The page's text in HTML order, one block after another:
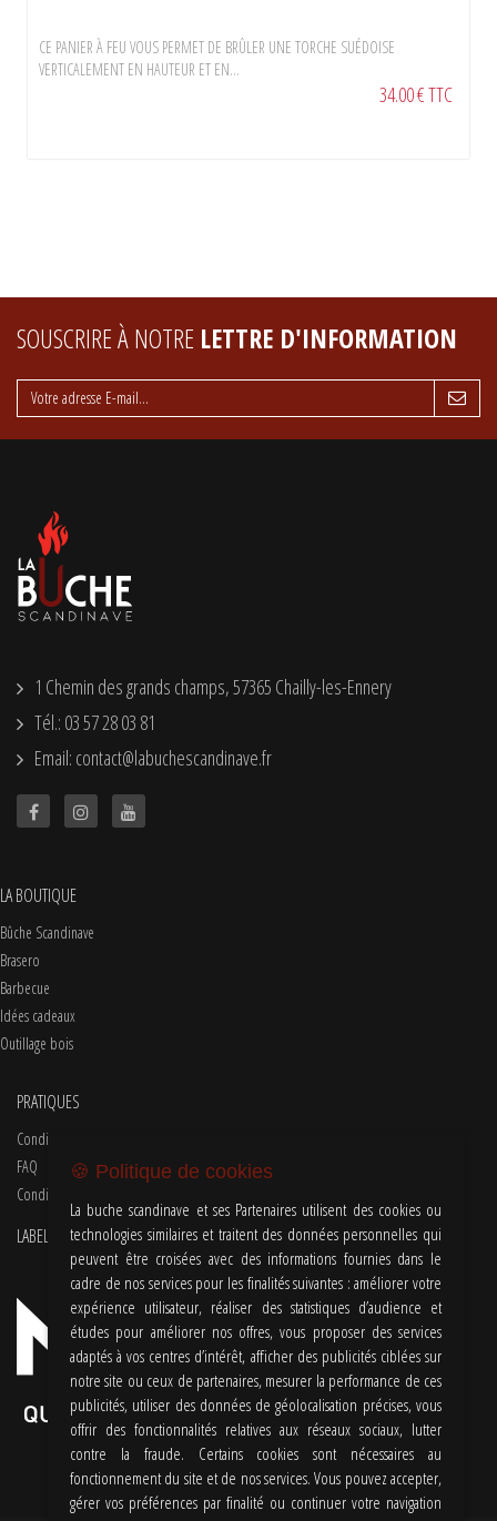
CE PANIER À FEU VOUS PERMET DE BRÛLER UNE TORCHE SUÉDOISE
VERTICALEMENT EN HAUTEUR ET EN...
34.00 € TTC
SOUSCRIRE À NOTRE LETTRE D'INFORMATION
1 Chemin des grands champs, 57365 Chailly-les-Ennery
Tél.: 03 57 28 03 81
Email: contact@labuchescandinave.fr
LA BOUTIQUE
Bûche Scandinave
Brasero
Barbecue
Idées cadeaux
Outillage bois
PRATIQUES
Conditions d'utilisations
FAQ
Conditions Générales de Vente
LABEL
🍪 Politique de cookies
La buche scandinave et ses Partenaires utilisent des cookies ou
technologies similaires et traitent des données personnelles qui
peuvent être croisées avec des informations fournies dans le
cadre de nos services pour les finalités suivantes : améliorer votre
expérience utilisateur, réaliser des statistiques d’audience et
études pour améliorer nos offres, vous proposer des services
adaptés à vos centres d’intérêt, afficher des publicités ciblées sur
notre site ou ceux de partenaires, mesurer la performance de ces
publicités, utiliser des données de géolocalisation précises, vous
offrir des fonctionnalités relatives aux réseaux sociaux, lutter
contre la fraude. Certains cookies sont nécessaires au
fonctionnement du site et de nos services. Vous pouvez accepter,
gérer vos préférences par finalité ou continuer votre navigation